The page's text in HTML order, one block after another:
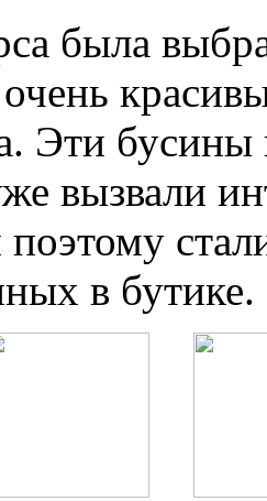
была
Эти бусины
вызвали
в бутике.